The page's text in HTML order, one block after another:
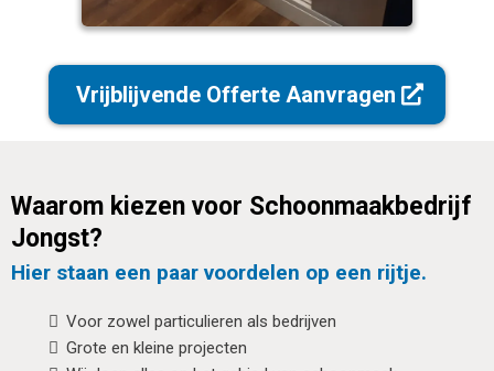
Vrijblijvende Offerte Aanvragen
Waarom kiezen voor Schoonmaakbedrijf
Jongst?
Hier staan een paar voordelen op een rijtje.
Voor zowel particulieren als bedrijven
Grote en kleine projecten